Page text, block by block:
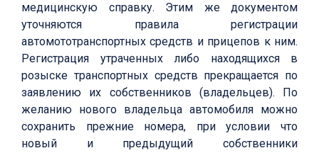
медицинскую справку. Этим же документом
уточняются правила регистрации
автомототранспортных средств и прицепов к ним.
Регистрация утраченных либо находящихся в
розыске транспортных средств прекращается по
заявлению их собственников (владельцев). По
желанию нового владельца автомобиля можно
сохранить прежние номера, при условии что
новый и предыдущий собственники